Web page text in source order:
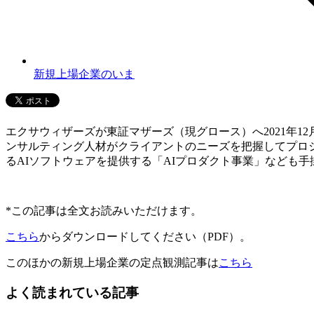
新規上場企業のいま
エクサウィザーズが東証マザーズ（現グロース）へ2021年
ンサルティング人材がクライアントのニーズを把握してプ
るAIソフトウェアを提供する「AIプロダクト事業」なども
*この記事は全文お読みいただけます。
こちらからダウンロードしてください（PDF）。
このほかの新規上場企業の定点観測記事はこちら
よく読まれている記事